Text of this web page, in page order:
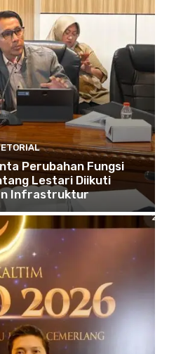
Perubahan Fungsi
Lestari Diikuti
Infrastruktur